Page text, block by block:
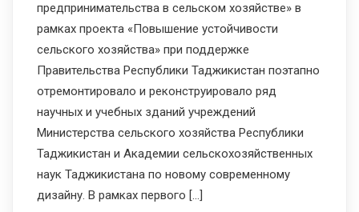
предпринимательства в сельском хозяйстве» в
рамках проекта «Повышение устойчивости
сельского хозяйства» при поддержке
Правительства Республики Таджикистан поэтапно
отремонтировало и реконструировало ряд
научных и учебных зданий учреждений
Министерства сельского хозяйства Республики
Таджикистан и Академии сельскохозяйственных
наук Таджикистана по новому современному
дизайну. В рамках первого […]